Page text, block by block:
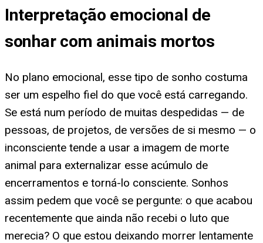
Interpretação emocional de
sonhar com animais mortos
No plano emocional, esse tipo de sonho costuma
ser um espelho fiel do que você está carregando.
Se está num período de muitas despedidas — de
pessoas, de projetos, de versões de si mesmo — o
inconsciente tende a usar a imagem de morte
animal para externalizar esse acúmulo de
encerramentos e torná-lo consciente. Sonhos
assim pedem que você se pergunte: o que acabou
recentemente que ainda não recebi o luto que
merecia? O que estou deixando morrer lentamente